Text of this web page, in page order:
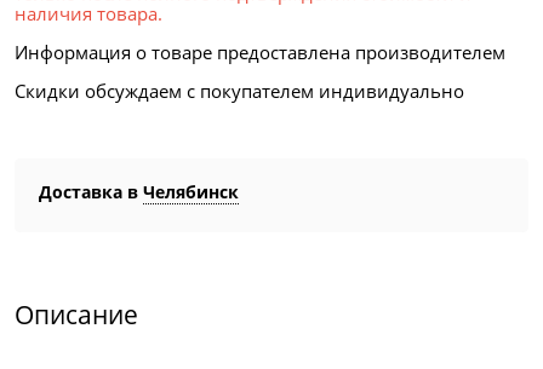
наличия товара.
Информация о товаре предоставлена производителем
Скидки обсуждаем с покупателем индивидуально
Доставка в Челябинск
Описание